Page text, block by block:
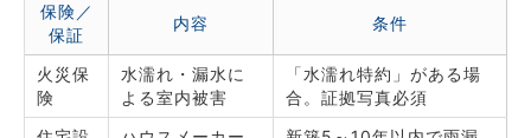
保険／
保証
内容 条件
火災保
険
水濡れ・漏水に
よる室内被害
「水濡れ特約」がある場
合。証拠写真必須